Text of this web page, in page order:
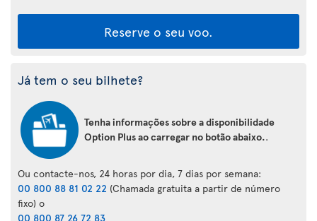
Reserve o seu voo.
Já tem o seu bilhete?
Tenha informações sobre a disponibilidade
Option Plus ao carregar no botão abaixo..
Ou contacte-nos, 24 horas por dia, 7 dias por semana:
00 800 88 81 02 22 (Chamada gratuita a partir de número
fixo) o
00 800 87 26 72 83